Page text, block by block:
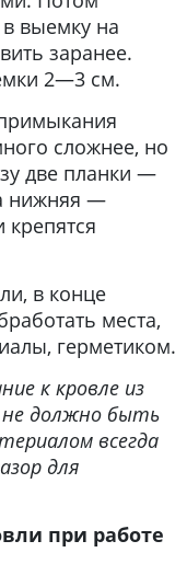
выемку на
заранее.
2—3 см.
сложнее, но
две планки —
нижняя —
в конце
места,
герметиком.
к кровле из
не должно быть
всегда
для
при работе